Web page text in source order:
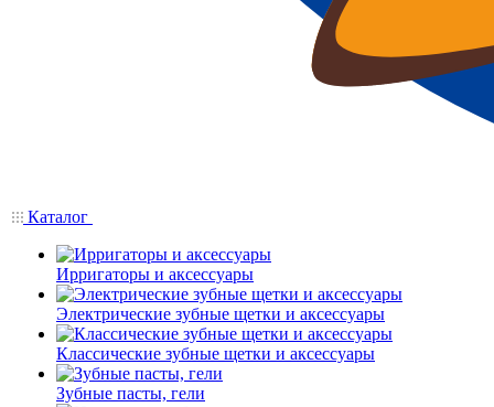
Каталог
Ирригаторы и аксессуары
Электрические зубные щетки и аксессуары
Классические зубные щетки и аксессуары
Зубные пасты, гели